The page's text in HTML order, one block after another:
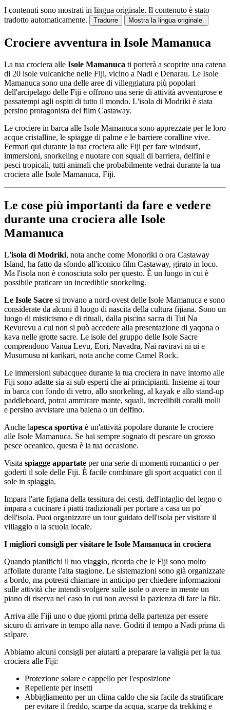
I contenuti sono mostrati in lingua originale. Il contenuto è stato
tradotto automaticamente.
Tradurre Mostra la lingua originale.
Crociere avventura in Isole Mamanuca
La tua crociera alle Isole Mamanuca ti porterà a scoprire una catena
di 20 isole vulcaniche nelle Fiji, vicino a Nadi e Denarau. Le Isole
Mamanuca sono una delle aree di villeggiatura più popolari
dell'arcipelago delle Fiji e offrono una serie di attività avventurose e
passatempi agli ospiti di tutto il mondo. L'isola di Modriki è stata
persino protagonista del film Castaway.
Le crociere in barca alle Isole Mamanuca sono apprezzate per le loro
acque cristalline, le spiagge di palme e le barriere coralline vive.
Fermati qui durante la tua crociera alle Fiji per fare windsurf,
immersioni, snorkeling e nuotare con squali di barriera, delfini e
pesci tropicali, tutti animali che probabilmente vedrai durante la tua
crociera alle Isole Mamanuca, Fiji.
Le cose più importanti da fare e vedere
durante una crociera alle Isole
Mamanuca
L'isola di Modriki, nota anche come Monoriki o ora Castaway
Island, ha fatto da sfondo all'iconico film Castaway, girato in loco.
Ma l'isola non è conosciuta solo per questo. È un luogo in cui è
possibile praticare un incredibile snorkeling.
Le Isole Sacre si trovano a nord-ovest delle Isole Mamanuca e sono
considerate da alcuni il luogo di nascita della cultura fijiana. Sono un
luogo di misticismo e di rituali, dalla piscina sacra di Tui Na
Revurevu a cui non si può accedere alla presentazione di yaqona o
kava nelle grotte sacre. Le isole del gruppo delle Isole Sacre
comprendono Vanua Levu, Eori, Navadra, Nai raviravi ni ui e
Musumusu ni karikari, nota anche come Camel Rock.
Le immersioni subacquee durante la tua crociera in nave intorno alle
Fiji sono adatte sia ai sub esperti che ai principianti. Insieme ai tour
in barca con fondo di vetro, allo snorkeling, al kayak e allo stand-up
paddleboard, potrai ammirare mante, squali, incredibili coralli molli
e persino avvistare una balena o un delfino.
Anche lapesca sportiva è un'attività popolare durante le crociere
alle Isole Mamanuca. Se hai sempre sognato di pescare un grosso
pesce oceanico, questa è la tua occasione.
Visita spiagge appartate per una serie di momenti romantici o per
goderti il sole delle Fiji. È facile combinare gli sport acquatici con il
sole in spiaggia.
Impara l'arte figiana della tessitura dei cesti, dell'intaglio del legno o
impara a cucinare i piatti tradizionali per portare a casa un po'
dell'isola. Puoi organizzare un tour guidato dell'isola per visitare il
villaggio o la scuola locale.
I migliori consigli per visitare le Isole Mamanuca in crociera
Quando pianifichi il tuo viaggio, ricorda che le Fiji sono molto
affollate durante l'alta stagione. Le sistemazioni sono già organizzate
a bordo, ma potresti chiamare in anticipo per chiedere informazioni
sulle attività che intendi svolgere sulle isole o avere in mente un
piano di riserva nel caso in cui non avessi la pazienza di fare la fila.
Arriva alle Fiji uno o due giorni prima della partenza per essere
sicuro di arrivare in tempo alla nave. Goditi il tempo a Nadi prima di
salpare.
Abbiamo alcuni consigli per aiutarti a preparare la valigia per la tua
crociera alle Fiji:
Protezione solare e cappello per l'esposizione
Repellente per insetti
Abbigliamento per un clima caldo che sia facile da stratificare
per evitare il freddo, scarpe da acqua, scarpe da trekking e